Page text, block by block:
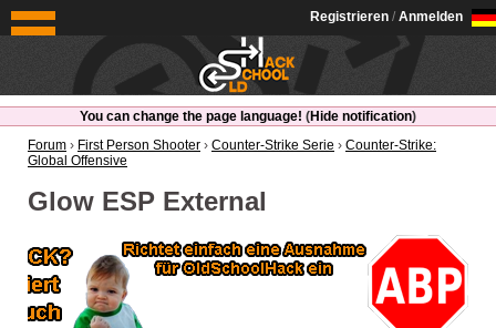
OldSchoolHack
Registrieren / Anmelden
You can change the page language! (Hide notification)
Forum › First Person Shooter › Counter-Strike Serie › Counter-Strike:
Global Offensive
Glow ESP External